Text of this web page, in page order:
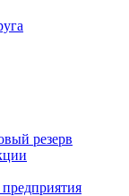
резерв